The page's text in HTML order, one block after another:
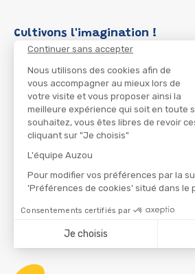
Continuer sans accepter
Nous utilisons des cookies afin de
vous accompagner au mieux lors de
votre visite et vous proposer ainsi la
meilleure expérience qui soit en toute
souhaitez, vous êtes libres de revoir
cliquant sur "Je choisis"
L'équipe Auzou
Pour modifier vos préférences par la
'Préférences de cookies' situé dans le
Consentements certifiés par
Je choisis
Cultivons l'imagination !